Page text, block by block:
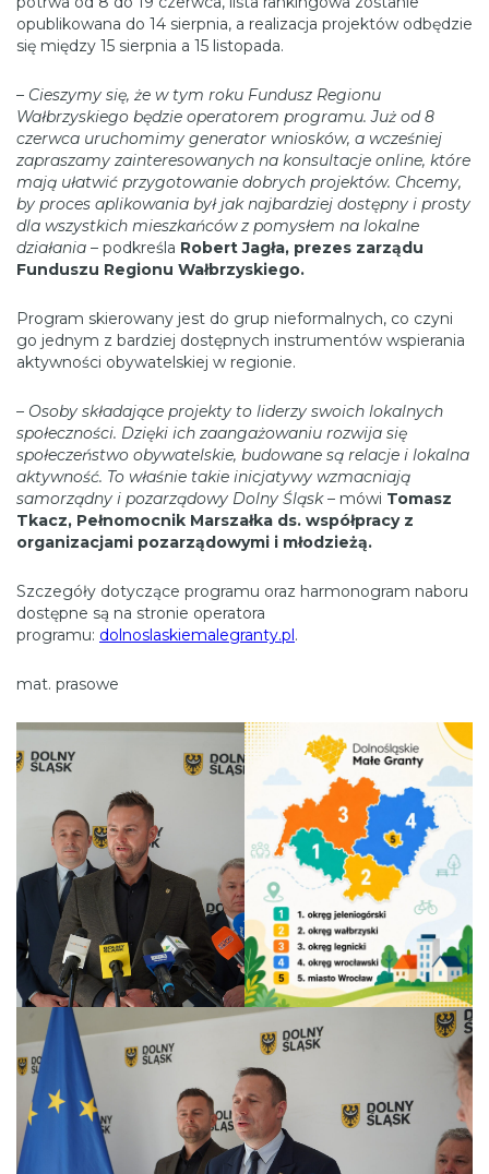
opublikowana do 14 sierpnia, a realizacja projektów odbędzie
się między 15 sierpnia a 15 listopada.
– Cieszymy się, że w tym roku Fundusz Regionu
Wałbrzyskiego będzie operatorem programu. Już od 8
czerwca uruchomimy generator wniosków, a wcześniej
zapraszamy zainteresowanych na konsultacje online, które
mają ułatwić przygotowanie dobrych projektów. Chcemy,
by proces aplikowania był jak najbardziej dostępny i prosty
dla wszystkich mieszkańców z pomysłem na lokalne
działania – podkreśla Robert Jagła, prezes zarządu
Funduszu Regionu Wałbrzyskiego.
Program skierowany jest do grup nieformalnych, co czyni
go jednym z bardziej dostępnych instrumentów wspierania
aktywności obywatelskiej w regionie.
– Osoby składające projekty to liderzy swoich lokalnych
społeczności. Dzięki ich zaangażowaniu rozwija się
społeczeństwo obywatelskie, budowane są relacje i lokalna
aktywność. To właśnie takie inicjatywy wzmacniają
samorządny i pozarządowy Dolny Śląsk– mówi Tomasz
Tkacz, Pełnomocnik Marszałka ds. współpracy z
organizacjami pozarządowymi i młodzieżą.
Szczegóły dotyczące programu oraz harmonogram naboru
dostępne są na stronie operatora
programu: dolnoslaskiemalegranty.pl.
mat. prasowe